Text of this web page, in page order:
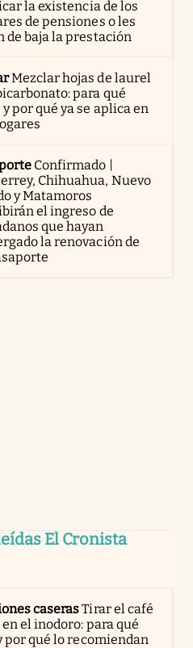
la existencia de los
de pensiones o les
de baja la prestación
Mezclar hojas de laurel
para qué
por qué ya se aplica en
Confirmado |
Chihuahua, Nuevo
y Matamoros
el ingreso de
que hayan
la renovación de
El Cronista
caserasTirar el café
el inodoro: para qué
por qué lo recomiendan